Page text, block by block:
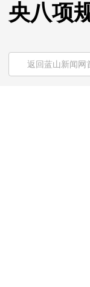
央八项
返回蓝山新闻网